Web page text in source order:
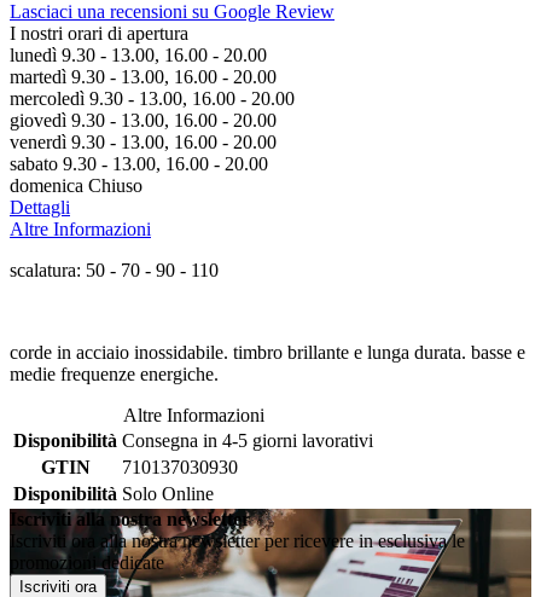
Lasciaci una recensioni su Google Review
I nostri orari di apertura
lunedì 9.30 - 13.00, 16.00 - 20.00
martedì 9.30 - 13.00, 16.00 - 20.00
mercoledì 9.30 - 13.00, 16.00 - 20.00
giovedì 9.30 - 13.00, 16.00 - 20.00
venerdì 9.30 - 13.00, 16.00 - 20.00
sabato 9.30 - 13.00, 16.00 - 20.00
domenica Chiuso
Dettagli
Altre Informazioni
scalatura: 50 - 70 - 90 - 110
corde in acciaio inossidabile. timbro brillante e lunga durata. basse e
medie frequenze energiche.
Altre Informazioni
Disponibilità Consegna in 4-5 giorni lavorativi
GTIN
710137030930
Disponibilità Solo Online
Iscriviti alla nostra newsletter
Iscriviti ora alla nostra newsletter per ricevere in esclusiva le
promozioni dedicate
Iscriviti ora